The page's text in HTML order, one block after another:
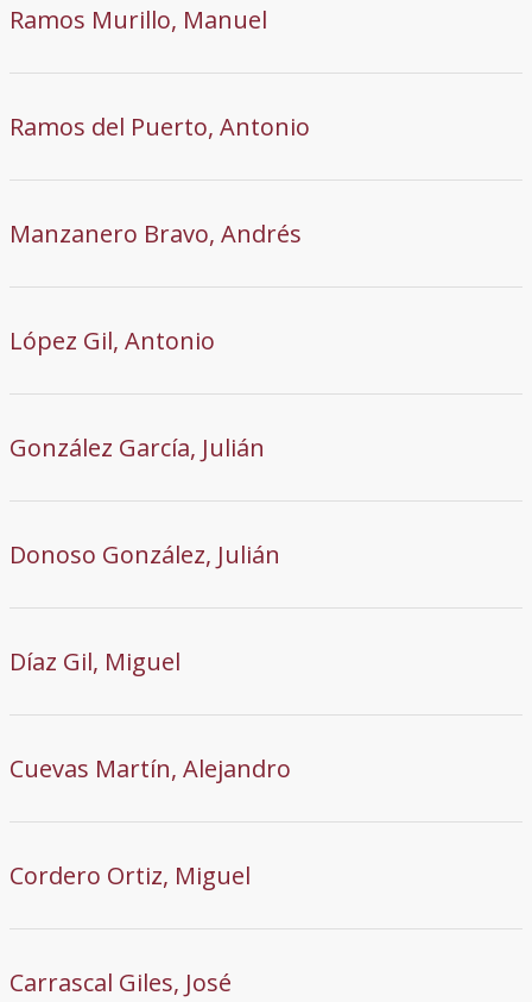
Ramos Murillo, Manuel
Ramos del Puerto, Antonio
Manzanero Bravo, Andrés
López Gil, Antonio
González García, Julián
Donoso González, Julián
Díaz Gil, Miguel
Cuevas Martín, Alejandro
Cordero Ortiz, Miguel
Carrascal Giles, José